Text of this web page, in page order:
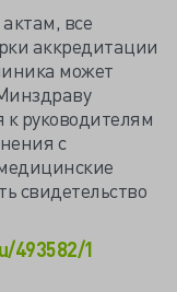
все
аккредитации
может
руководителям
с
свидетельство
493582/1